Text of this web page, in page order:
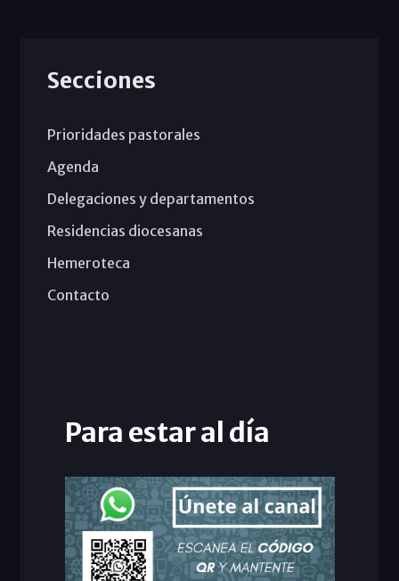
Secciones
Prioridades pastorales
Agenda
Delegaciones y departamentos
Residencias diocesanas
Hemeroteca
Contacto
Para estar al día